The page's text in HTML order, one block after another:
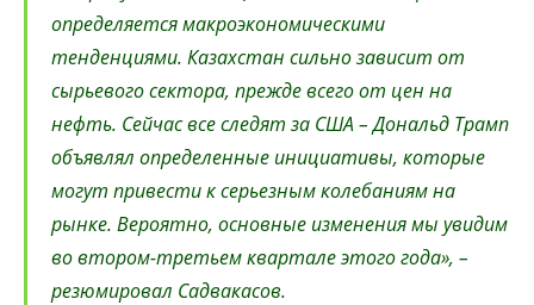
определяется макроэкономическими
тенденциями. Казахстан сильно зависит от
сырьевого сектора, прежде всего от цен на
нефть. Сейчас все следят за США – Дональд Трамп
объявлял определенные инициативы, которые
могут привести к серьезным колебаниям на
рынке. Вероятно, основные изменения мы увидим
во втором-третьем квартале этого года», –
резюмировал Садвакасов.